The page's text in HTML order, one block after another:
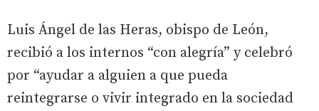
Luis Ángel de las Heras, obispo de León,
recibió a los internos “con alegría” y celebró
por “ayudar a alguien a que pueda
reintegrarse o vivir integrado en la sociedad